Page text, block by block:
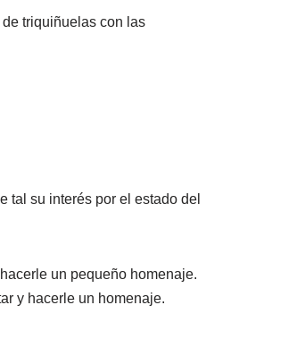
triquiñuelas con las
tal su interés por el estado del
un pequeño homenaje.
y hacerle un homenaje.